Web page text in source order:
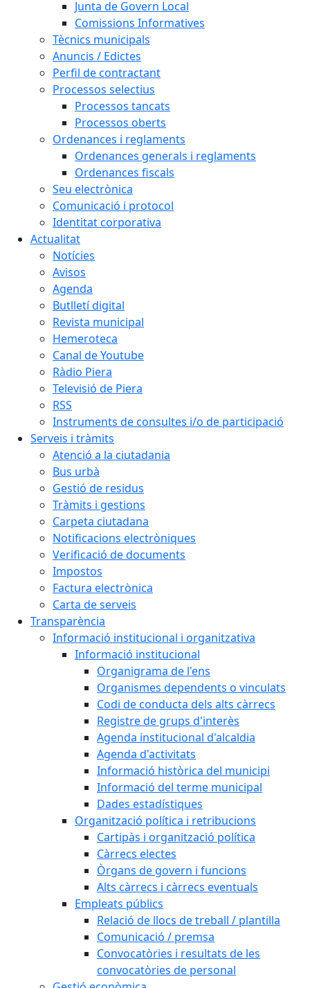
Junta de Govern Local
Comissions Informatives
Tècnics municipals
Anuncis / Edictes
Perfil de contractant
Processos selectius
Processos tancats
Processos oberts
Ordenances i reglaments
Ordenances generals i reglaments
Ordenances fiscals
Seu electrònica
Comunicació i protocol
Identitat corporativa
Actualitat
Notícies
Avisos
Agenda
Butlletí digital
Revista municipal
Hemeroteca
Canal de Youtube
Ràdio Piera
Televisió de Piera
RSS
Instruments de consultes i/o de participació
Serveis i tràmits
Atenció a la ciutadania
Bus urbà
Gestió de residus
Tràmits i gestions
Carpeta ciutadana
Notificacions electròniques
Verificació de documents
Impostos
Factura electrònica
Carta de serveis
Transparència
Informació institucional i organitzativa
Informació institucional
Organigrama de l'ens
Organismes dependents o vinculats
Codi de conducta dels alts càrrecs
Registre de grups d'interès
Agenda institucional d'alcaldia
Agenda d'activitats
Informació històrica del municipi
Informació del terme municipal
Dades estadístiques
Organització política i retribucions
Cartipàs i organització política
Càrrecs electes
Òrgans de govern i funcions
Alts càrrecs i càrrecs eventuals
Empleats públics
Relació de llocs de treball / plantilla
Comunicació / premsa
Convocatòries i resultats de les
convocatòries de personal